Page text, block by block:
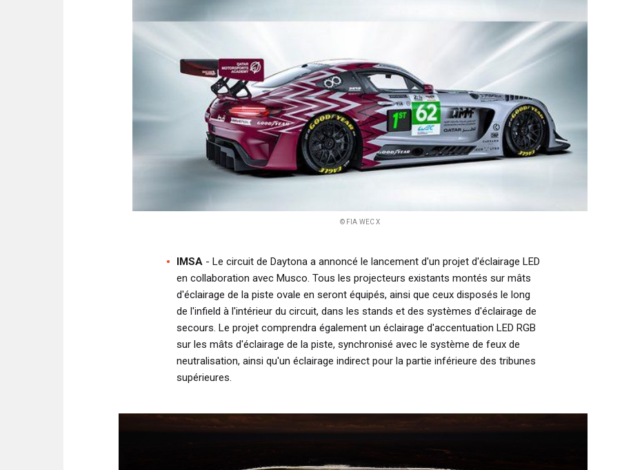
© FIA WEC X
IMSA - Le circuit de Daytona a annoncé le lancement d'un projet d'éclairage LED
en collaboration avec Musco. Tous les projecteurs existants montés sur mâts
d'éclairage de la piste ovale en seront équipés, ainsi que ceux disposés le long
de l'infield à l'intérieur du circuit, dans les stands et des systèmes d'éclairage de
secours. Le projet comprendra également un éclairage d'accentuation LED RGB
sur les mâts d'éclairage de la piste, synchronisé avec le système de feux de
neutralisation, ainsi qu'un éclairage indirect pour la partie inférieure des tribunes
supérieures.